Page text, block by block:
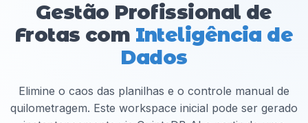
Gestão Profissional de
Frotas com Inteligência de
Dados
Elimine o caos das planilhas e o controle manual de
quilometragem. Este workspace inicial pode ser gerado